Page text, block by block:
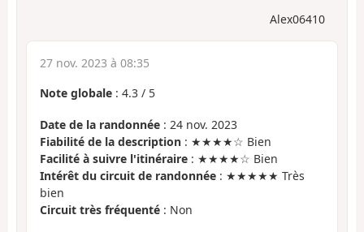
Alex06410
27 nov. 2023 à 08:35
Note globale : 4.3 / 5
Date de la randonnée : 24 nov. 2023
Fiabilité de la description : ★★★★☆ Bien
Facilité à suivre l'itinéraire : ★★★★☆ Bien
Intérêt du circuit de randonnée : ★★★★★ Très
bien
Circuit très fréquenté : Non